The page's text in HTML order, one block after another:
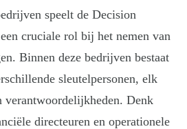
speelt de Decision
cruciale rol bij het nemen van
Binnen deze bedrijven bestaat
sleutelpersonen, elk
verantwoordelijkheden. Denk
directeuren en operationele